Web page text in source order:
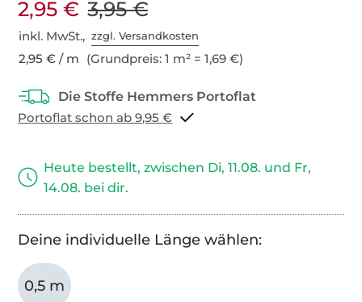
2,95 € 3,95 €
inkl. MwSt.,zzgl. Versandkosten
2,95 € / m (Grundpreis: 1 m² = 1,69 €)
Portoflat schon ab 9,95 €
Heute bestellt, zwischen Di, 11.08. und Fr,
14.08. bei dir.
Deine individuelle Länge wählen:
0,5 m